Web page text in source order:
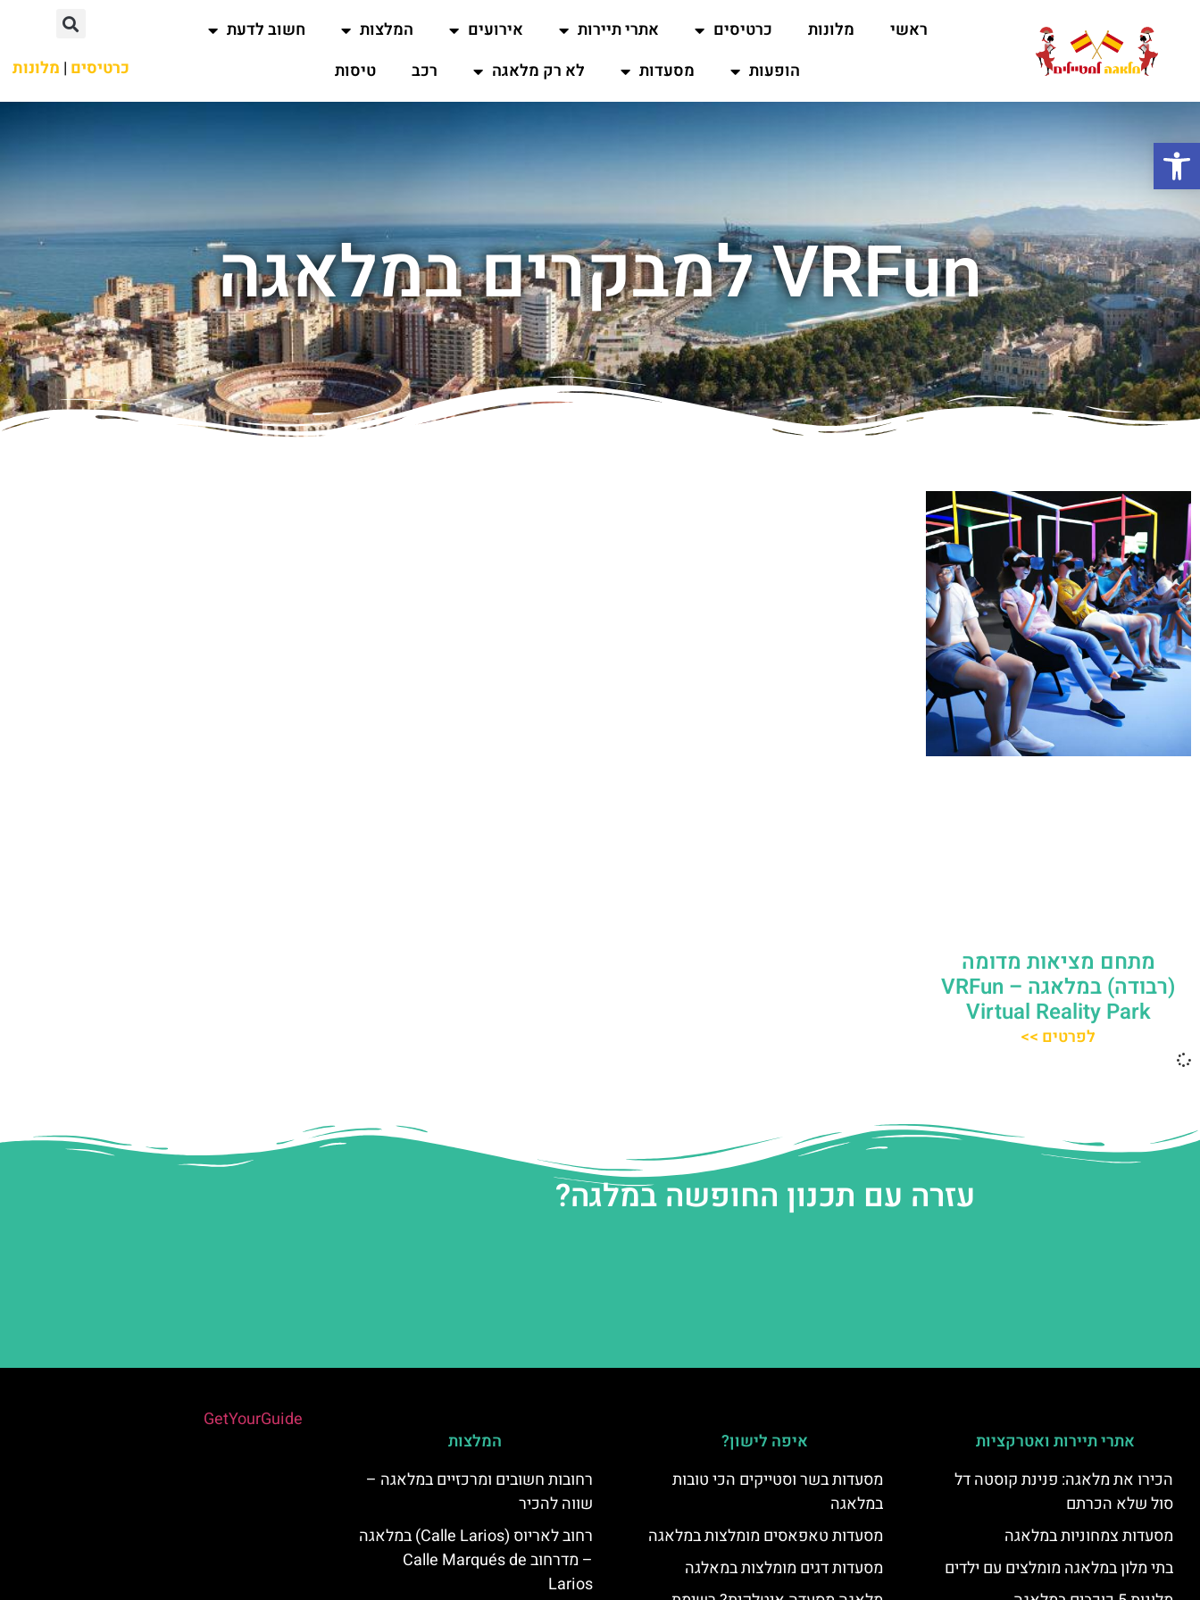
ראשי מלונות כרטיסים אתרי תיירות אירועים המלצות
חשוב לדעת
הופעות
מסעדות לא רק מלאגה רכב טיסות כרטיסים | מלונות
VRFun למבקרים במלאגה
מתחם מציאות מדומה
(רבודה) במלאגה – VRFun
Virtual Reality Park
לפרטים >>
עזרה עם תכנון החופשה במלגה?
אתרי תיירות ואטרקציות
הכירו את מלאגה: פנינת קוסטה דל
סול שלא הכרתם
מסעדות צמחוניות במלאגה
בתי מלון במלאגה מומלצים עם ילדים
איפה לישון?
מסעדות בשר וסטייקים הכי טובות
במלאגה
מסעדות טאפאסים מומלצות במלאגה
מסעדות דגים מומלצות במאלגה
המלצות
רחובות חשובים ומרכזיים במלאגה –
שווה להכיר
רחוב לאריוס (Calle Larios) במלאגה
– מדרחוב Calle Marqués de
Larios
GetYourGuide
פתח סרגל נגישות